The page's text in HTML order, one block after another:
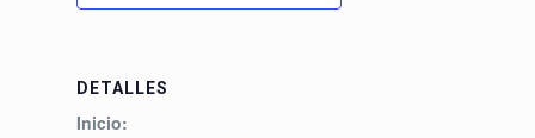
DETALLES
Inicio: